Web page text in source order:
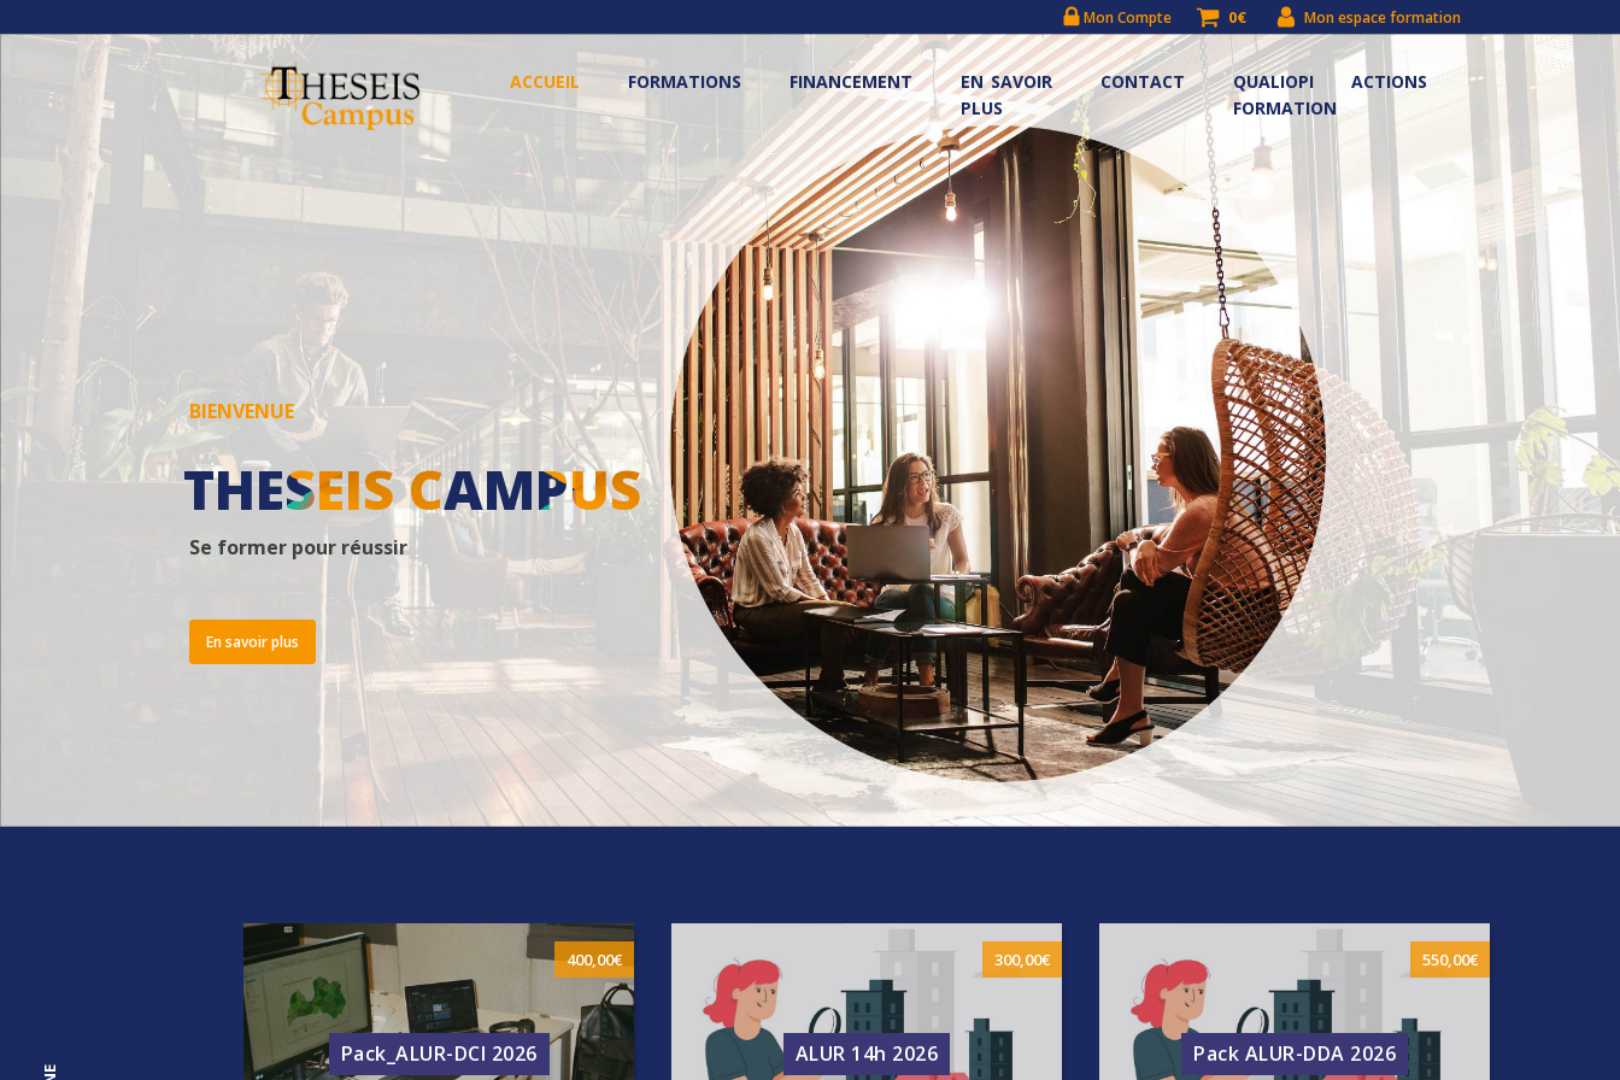
Mon Compte 0€ Mon espace formation
ACCUEIL FORMATIONS FINANCEMENT
EN SAVOIR
PLUS
CONTACT
QUALIOPI ACTIONS
FORMATION
BIENVENUE
THESEIS CAMPUS
Se former pour réussir
En savoir plus
400,00€
Pack_ALUR-DCI 2026
300,00€
ALUR 14h 2026
550,00€
Pack ALUR-DDA 2026